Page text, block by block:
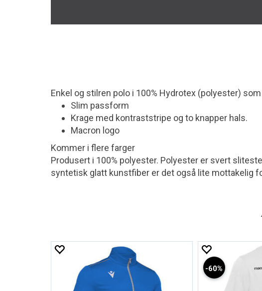
Enkel og stilren polo i 100% Hydrotex (polyester)
Slim passform
Krage med kontraststripe og to knapper hals.
Macron logo
Kommer i flere farger
Produsert i 100% polyester. Polyester er svert
syntetisk glatt kunstfiber er det også lite mottakelig
60%